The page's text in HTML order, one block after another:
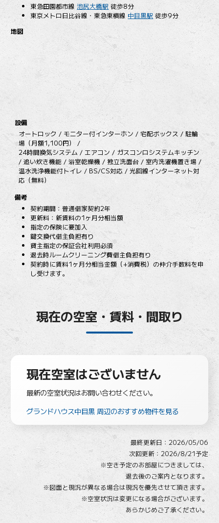
東急田園都市線池尻大橋駅 徒歩8分
東京メトロ日比谷線・東急東横線 中目黒駅徒歩9分
地図
設備
オートロック / モニター付インターホン / 宅配ボックス / 駐輪
場（月額1,100円） /
24時間換気システム / エアコン / ガスコンロシステムキッチン
/ 追い炊き機能 / 浴室乾燥機 / 独立洗面台 / 室内洗濯機置き場 /
温水洗浄機能付トイレ / BS/CS対応 / 光回線インターネット対
応（無料）
備考
契約期間：普通借家契約2年
更新料：新賃料の1ヶ月分相当額
指定の保険に要加入
鍵交換代借主負担有り
貸主指定の保証会社利用必須
退去時ルームクリーニング費借主負担有り
契約時に賃料1ヶ月分相当金額（+消費税）の仲介手数料を申
し受けます。
現在の空室・賃料・間取り
現在空室はございません
最新の空室状況はお問い合わせください。
グランドハウス中目黒 周辺のおすすめ物件を見る
最終更新日： 2026/05/06
次回更新：2026/8/21予定
※空き予定のお部屋につきましては、
退去後のご案内となります。
※図面と現況が異なる場合は現況を優先させて頂きます。
※空室状況は変更になる場合がございます。
あらかじめご了承ください。